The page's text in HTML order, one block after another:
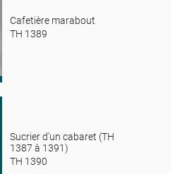
Cafetière marabout
TH 1389
Sucrier d'un cabaret (TH
1387 à 1391)
TH 1390